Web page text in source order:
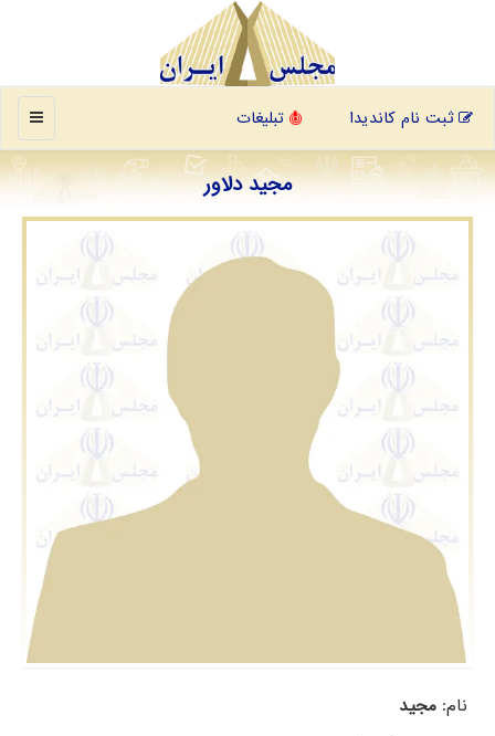
منو ثبت نام کاندیدا تبلیغات
مجید دلاور
نام: مجید